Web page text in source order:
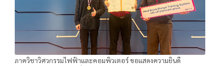
ภาควิชาวิศวกรรมไฟฟ้าและคอมพิวเตอร์ ขอแสดงความยินดี